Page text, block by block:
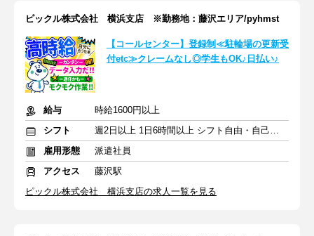
ピックル株式会社 横浜支店 ※勤務地：藤沢エリア/pyhmst
【コールセンター】登録制≪駐輪場の更新受
付etc≫クレームなし◎学生もOK♪日払い♪
給与
時給1600円以上
シフト
週2日以上 1日6時間以上 シフト自由・自己申告
雇用形態
派遣社員
アクセス
藤沢駅
ピックル株式会社 横浜支店の求人一覧を見る